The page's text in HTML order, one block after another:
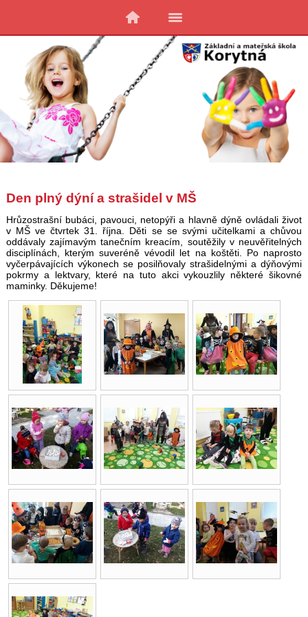
Den plný dýní a strašidel v MŠ
Hrůzostrašní bubáci, pavouci, netopýři a hlavně dýně ovládali život
v MŠ ve čtvrtek 31. října. Děti se se svými učitelkami a chůvou
oddávaly zajímavým tanečním kreacím, soutěžily v neuvěřitelných
disciplínách, kterým suveréně vévodil let na koštěti. Po naprosto
vyčerpávajících výkonech se posilňovaly strašidelnými a dýňovými
pokrmy a lektvary, které na tuto akci vykouzlily některé šikovné
maminky. Děkujeme!